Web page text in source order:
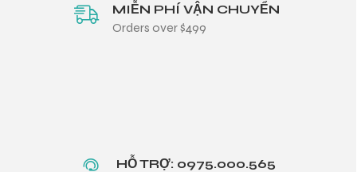
MIỄN PHÍ VẬN CHUYỂN
Orders over $499
HỖ TRỢ: 0975.000.565